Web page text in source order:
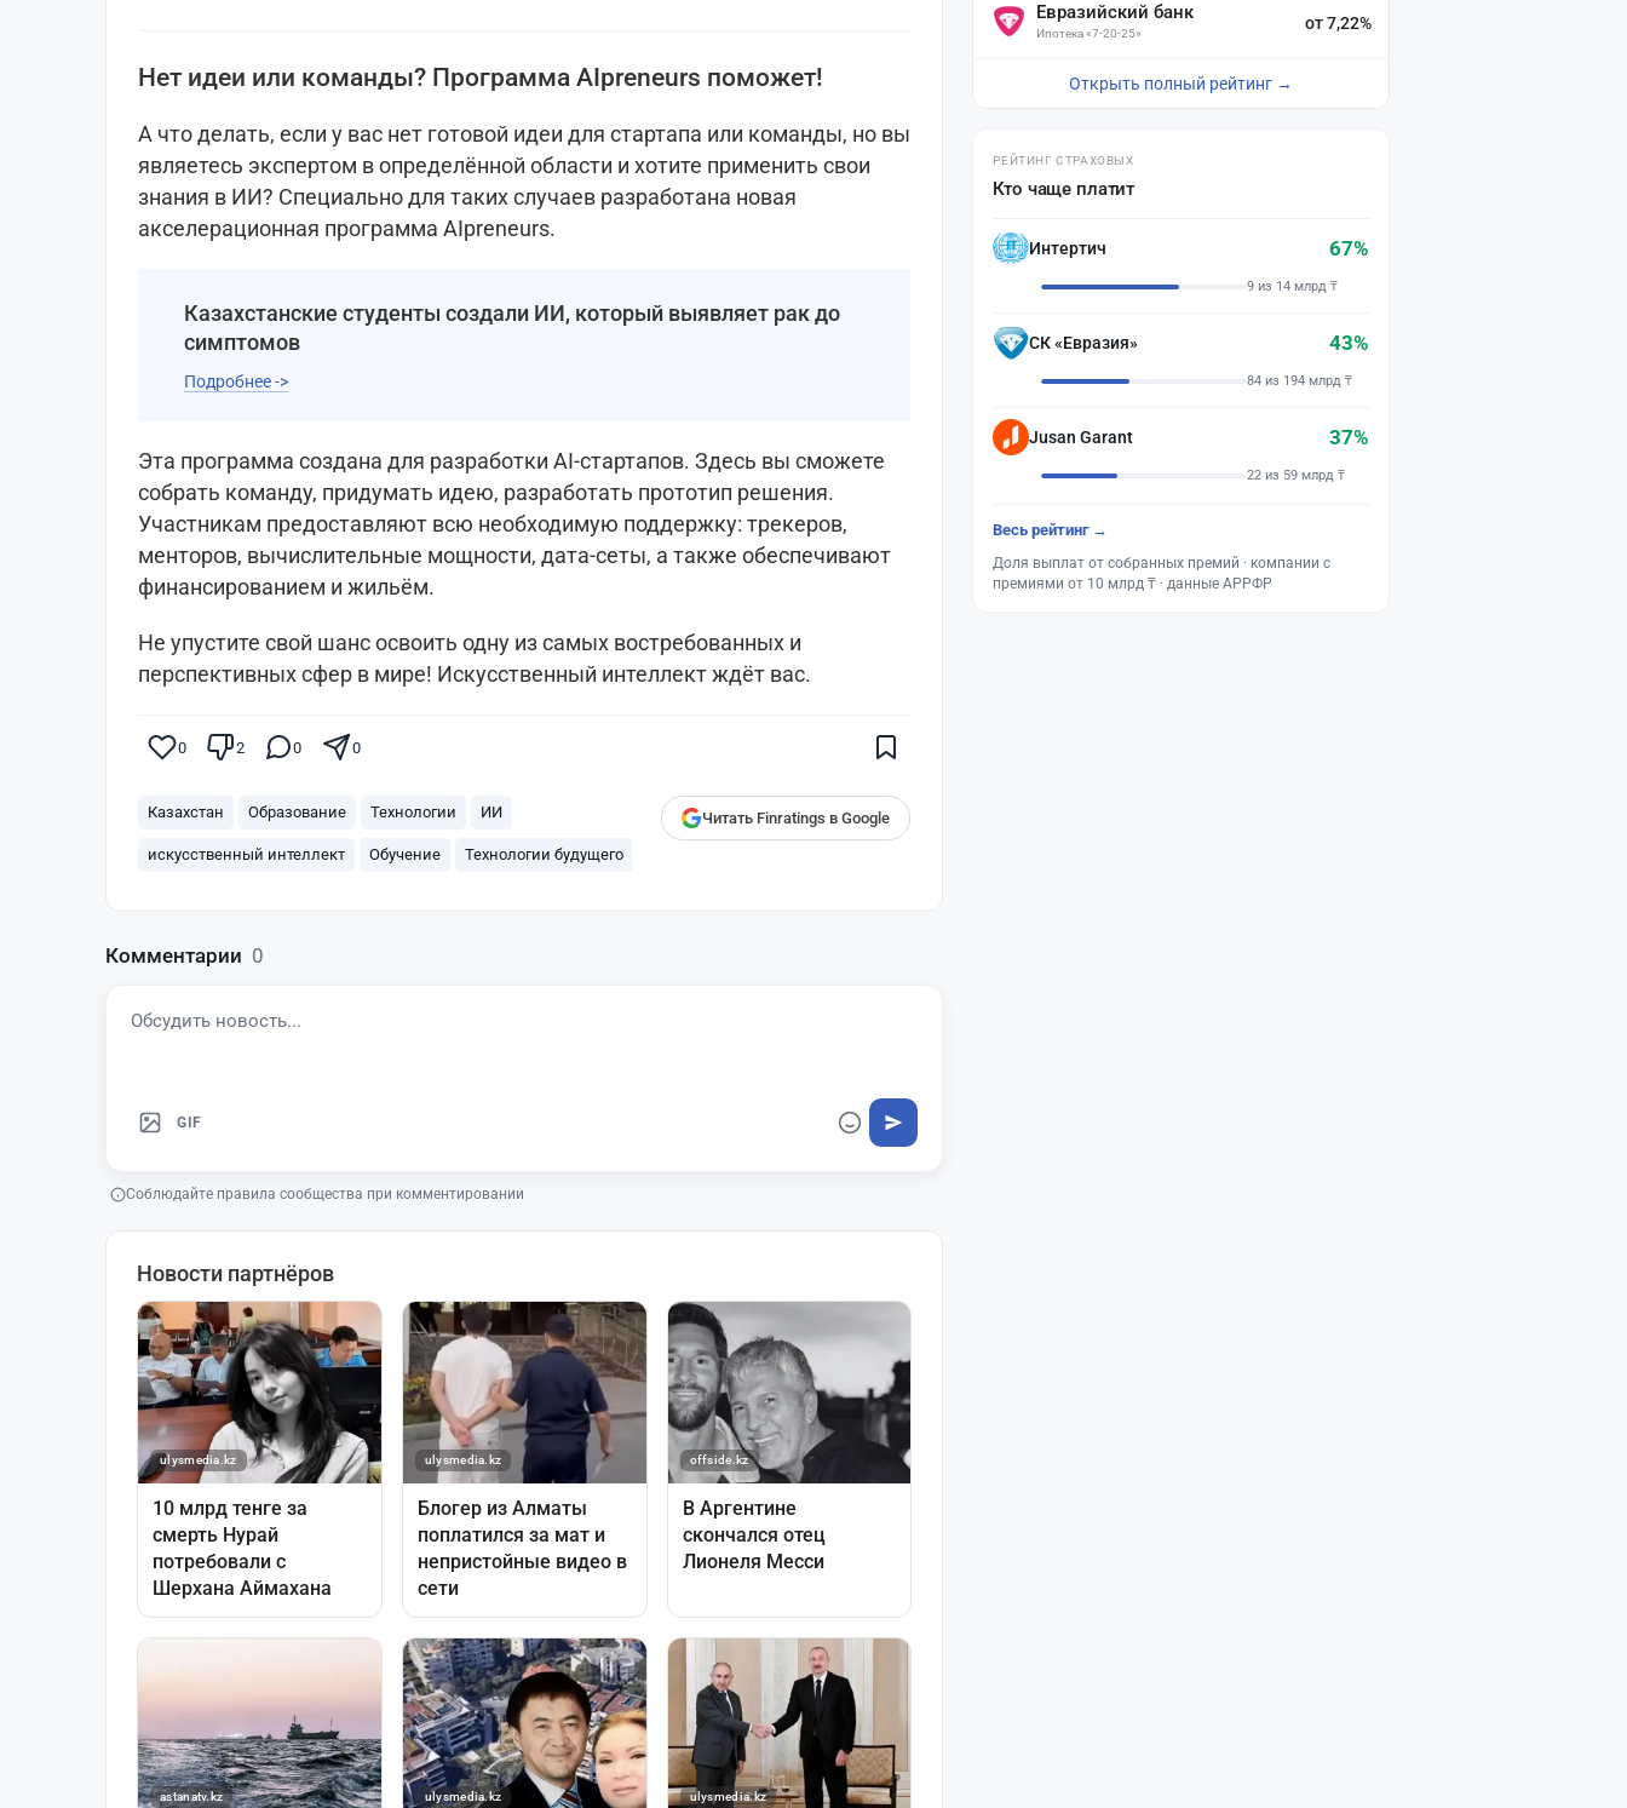
Нет идеи или команды? Программа AIpreneurs поможет!
А что делать, если у вас нет готовой идеи для стартапа или команды, но вы
являетесь экспертом в определённой области и хотите применить свои
знания в ИИ? Специально для таких случаев разработана новая
акселерационная программа AIpreneurs.
Казахстанские студенты создали ИИ, который выявляет рак до
симптомов
Подробнее ->
Эта программа создана для разработки AI-стартапов. Здесь вы сможете
собрать команду, придумать идею, разработать прототип решения.
Участникам предоставляют всю необходимую поддержку: трекеров,
менторов, вычислительные мощности, дата-сеты, а также обеспечивают
финансированием и жильём.
Не упустите свой шанс освоить одну из самых востребованных и
перспективных сфер в мире! Искусственный интеллект ждёт вас.
0 2 0 0
Казахстан Образование Технологии ИИ
искусственный интеллект Обучение Технологии будущего
Читать Finratings в Google
Поставьте галочку рядом с
Finratings.kz— и наши материалы
Комментарии 0
GIF
Соблюдайте правила сообщества при комментировании
Евразийский банк
Ипотека «7-20-25»
от 7,22%
Открыть полный рейтинг →
РЕЙТИНГ СТРАХОВЫХ
Кто чаще платит
Интертич 67%
9 из 14 млрд ₸
СК «Евразия» 43%
84 из 194 млрд ₸
Jusan Garant 37%
22 из 59 млрд ₸
Весь рейтинг →
Доля выплат от собранных премий · компании с
премиями от 10 млрд ₸ · данные АРРФР